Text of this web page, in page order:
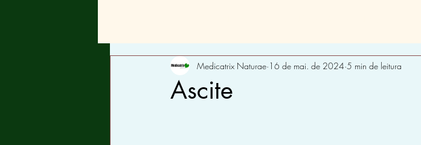
Ascite
Medicatrix Naturae 16 de mai. de 2024 5 min de leitura